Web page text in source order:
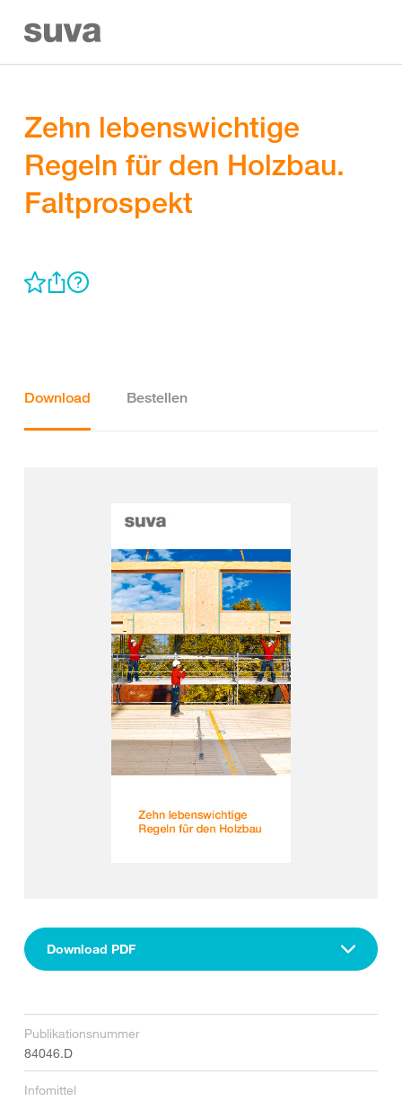
Zehn lebenswichtige
Regeln für den Holzbau.
Faltprospekt
Download Bestellen
Download PDF
Publikationsnummer
84046.D
Infomittel